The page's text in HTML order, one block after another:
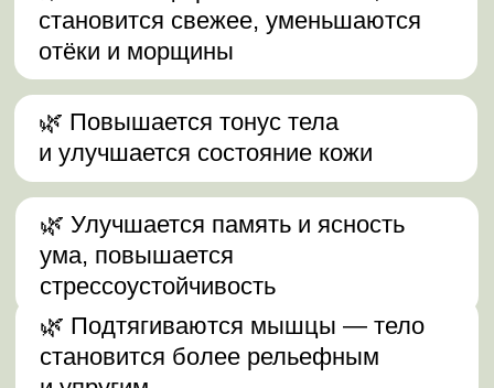
даются легко и без скованности.
Это первый шаг к здоровому,
сильному и гибкому телу, на котором
строится всё дальнейшее развитие.